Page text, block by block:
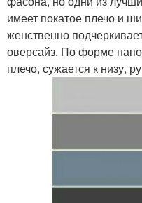
имеет покатое плечо и
женственно
оверсайз. По форме
плечо, сужается к низу,